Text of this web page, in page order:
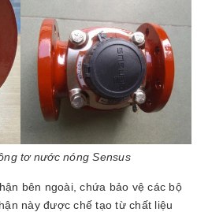
tơ nước nóng Sensus
bên ngoài, chứa bảo vệ các bộ
này được chế tạo từ chất liệu